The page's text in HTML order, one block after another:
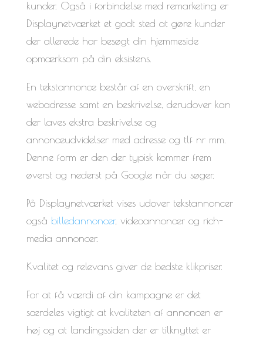
kunder. Også i forbindelse med remarketing er
Displaynetværket et godt sted at gøre kunder
der allerede har besøgt din hjemmeside
opmærksom på din eksistens.
En tekstannonce består af en overskrift, en
webadresse samt en beskrivelse, derudover kan
der laves ekstra beskrivelse og
annonceudvidelser med adresse og tlf nr mm.
Denne form er den der typisk kommer frem
øverst og nederst på Google når du søger.
På Displaynetværket vises udover tekstannoncer
også billedannoncer, videoannoncer og rich-
media annoncer.
Kvalitet og relevans giver de bedste klikpriser.
For at få værdi af din kampagne er det
særdeles vigtigt at kvaliteten af annoncen er
høj og at landingssiden der er tilknyttet er